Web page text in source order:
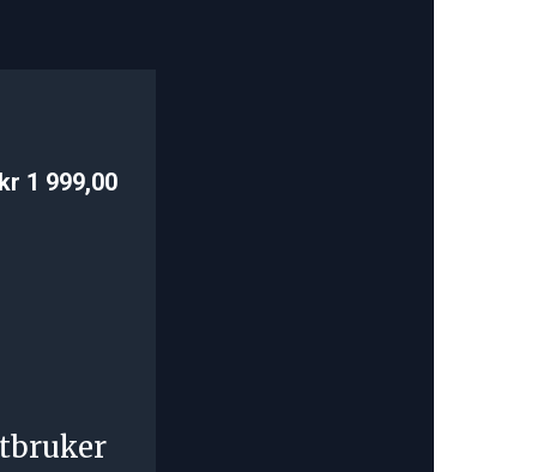
1 999,00